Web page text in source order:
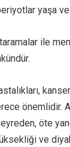
yaşa
ile
önemlidir.
öte
ve